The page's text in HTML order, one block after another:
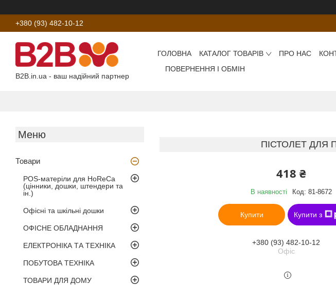
+380 (93) 482-10-12
B2B.in.ua - ваш надійний партнер
ГОЛОВНА КАТАЛОГ ТОВАРІВ ПРО НАС
ПОВЕРНЕННЯ І ОБМІН
Товари
POS-матеріли для HoReCa
(цінники, дошки, штендери та
ін.)
Офісні та шкільні дошки
ОФІСНЕ ОБЛАДНАННЯ
ЕЛЕКТРОНІКА ТА ТЕХНІКА
ПОБУТОВА ТЕХНІКА
ТОВАРИ ДЛЯ ДОМУ
ПІСТОЛЕТ ДЛЯ
418 ₴
В наявності Код: 81-8672
Купити Купити з
+380 (93) 482-10-12
Офіс